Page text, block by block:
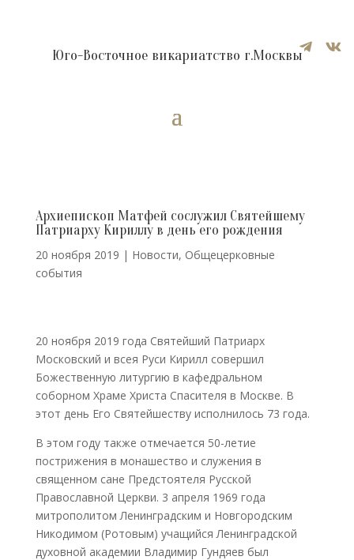
 
Юго-Восточное викариатство г.Москвы
Архиепископ Матфей сослужил Святейшему
Патриарху Кириллу в день его рождения
20 ноября 2019 | Новости, Общецерковные
события
20 ноября 2019 года Святейший Патриарх
Московский и всея Руси Кирилл совершил
Божественную литургию в кафедральном
соборном Храме Христа Спасителя в Москве. В
этот день Его Святейшеству исполнилось 73 года.
В этом году также отмечается 50-летие
пострижения в монашество и служения в
священном сане Предстоятеля Русской
Православной Церкви. 3 апреля 1969 года
митрополитом Ленинградским и Новгородским
Никодимом (Ротовым) учащийся Ленинградской
духовной академии Владимир Гундяев был